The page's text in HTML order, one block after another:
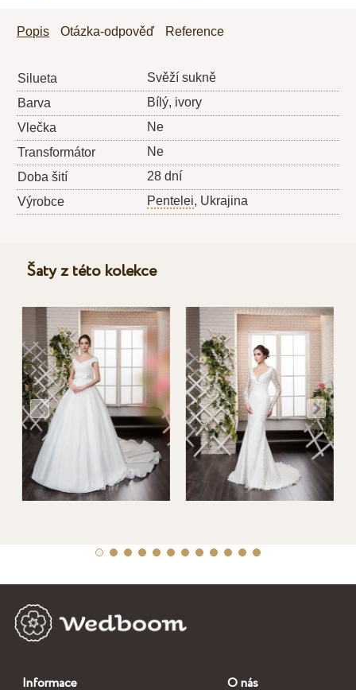
Popis Otázka-odpověď Reference
Silueta
Svěží sukně
Barva
Bílý, ivory
Vlečka
Ne
Transformátor
Ne
Doba šití
28 dní
Výrobce
Pentelei, Ukrajina
Šaty z této kolekce
Informace O nás